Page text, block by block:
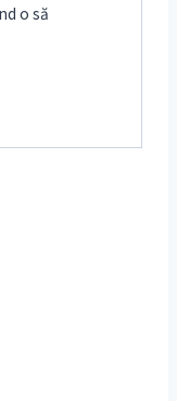
o să